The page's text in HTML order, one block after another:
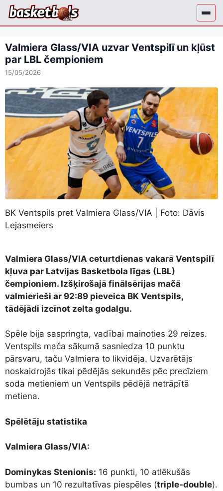
Skip
Valmiera Glass/VIA uzvar Ventspilī un kļūst
par LBL čempioniem
15/05/2026
BK Ventspils pret Valmiera Glass/VIA | Foto: Dāvis
Lejasmeiers
Valmiera Glass/VIA ceturtdienas vakarā Ventspilī
kļuva par Latvijas Basketbola līgas (LBL)
čempioniem. Izšķirošajā finālsērijas mačā
valmierieši ar 92:89 pieveica BK Ventspils,
tādējādi izcīnot zelta godalgu.
Spēle bija saspringta, vadībai mainoties 29 reizes.
Ventspils mača sākumā sasniedza 10 punktu
pārsvaru, taču Valmiera to likvidēja. Uzvarētājs
noskaidrojās tikai pēdējās sekundēs pēc precīziem
soda metieniem un Ventspils pēdējā netrāpītā
metiena.
Spēlētāju statistika
Valmiera Glass/VIA:
Dominykas Stenionis: 16 punkti, 10 atlēkušās
bumbas un 10 rezultatīvas piespēles (triple-double).